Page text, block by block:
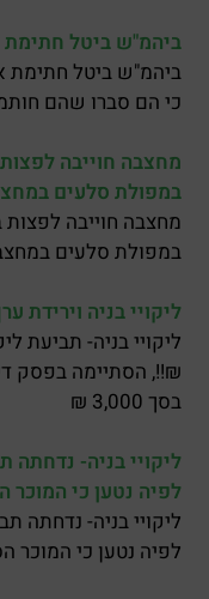
ביהמ"ש ביטל
ביהמ"ש ביטל חתימת
כי הם סברו שהם
במפולת סלעים
במפולת סלעים
ליקויי בניה וירידת
בסך 3,000 ₪
ליקויי בניה- נדחתה
לפיה נטען כי המוכר
ליקויי בניה- נדחתה
לפיה נטען כי המוכר